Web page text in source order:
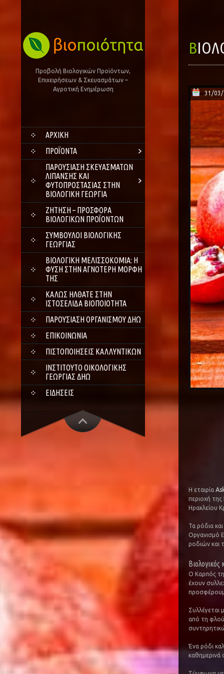
Προβολή Βιολογικών Προϊόντων,
Επιχειρήσεων & Σκευασμάτων –
Αγροτική Ενημέρωση
SKIP
CONTENT
ΑΡΧΙΚΗ
ΠΡΟΪΌΝΤΑ
ΠΑΡΟΥΣΊΑΣΗ ΣΚΕΥΑΣΜΆΤΩΝ
ΛΊΠΑΝΣΗΣ ΚΑΙ
ΦΥΤΟΠΡΟΣΤΑΣΊΑΣ ΣΤΗΝ
ΒΙΟΛΟΓΙΚΉ ΓΕΩΡΓΊΑ
ΖΗΤΗΣΗ – ΠΡΟΣΦΟΡΑ
ΒΙΟΛΟΓΙΚΩΝ ΠΡΟΪΟΝΤΩΝ
ΣΎΜΒΟΥΛΟΙ ΒΙΟΛΟΓΙΚΉΣ
ΓΕΩΡΓΊΑΣ
ΒΙΟΛΟΓΙΚΉ ΜΕΛΙΣΣΟΚΟΜΊΑ: Η
ΦΎΣΗ ΣΤΗΝ ΑΓΝΌΤΕΡΗ ΜΟΡΦΉ
ΤΗΣ
ΚΑΛΏΣ ΉΛΘΑΤΕ ΣΤΗΝ
ΙΣΤΟΣΕΛΊΔΑ ΒΙΟΠΟΙΌΤΗΤΑ
ΠΑΡΟΥΣΊΑΣΗ ΟΡΓΑΝΙΣΜΟΎ ΔΗΩ
ΕΠΙΚΟΙΝΩΝΊΑ
ΠΙΣΤΟΠΟΙΉΣΕΙΣ ΚΑΛΛΥΝΤΙΚΏΝ
ΙΝΣΤΙΤΟΎΤΟ ΟΙΚΟΛΟΓΙΚΉΣ
ΓΕΩΡΓΊΑΣ ΔΗΩ
ΕΙΔΉΣΕΙΣ
31/03/
Η εταιρία
περιοχή
Ηρακλείου
Τα ρόδια
Οργανισμό
ροδιών και
Βιολογικός
Ο Καρπός
έχουν
από τη
Ένα ρόδι
καθημερινά